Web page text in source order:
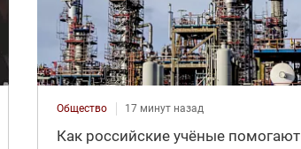
Общество 17 минут назад
Как российские учёные помогают